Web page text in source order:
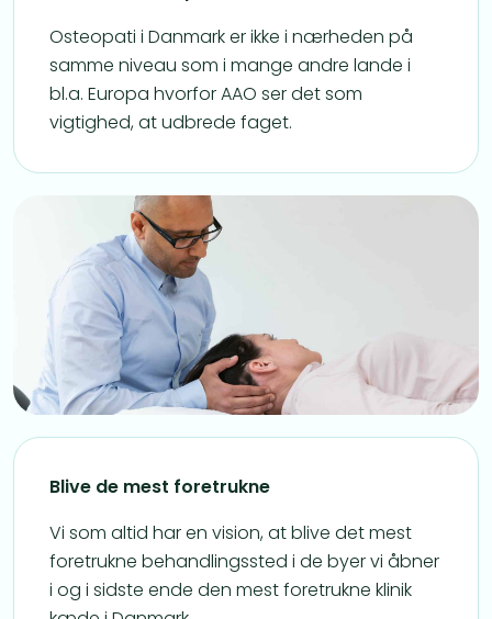
Osteopati i Danmark er ikke i nærheden på
samme niveau som i mange andre lande i
bl.a. Europa hvorfor AAO ser det som
vigtighed, at udbrede faget.
Blive de mest foretrukne
Vi som altid har en vision, at blive det mest
foretrukne behandlingssted i de byer vi åbner
i og i sidste ende den mest foretrukne klinik